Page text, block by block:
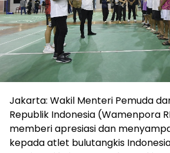
Jakarta: Wakil Menteri Pemuda
Republik Indonesia (Wamenpora
memberi apresiasi dan
kepada atlet bulutangkis